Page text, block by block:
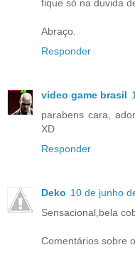
fique só na duvida
Abraço.
Responder
video game brasil
parabens cara,
XD
Responder
Deko 10 de junho
Sensacional,bela
Comentários sobre